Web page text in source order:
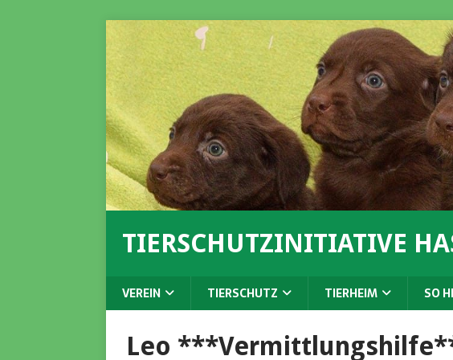
TIERSCHUTZINITIATIVE
VEREIN TIERSCHUTZ TIERHEIM SO
Leo